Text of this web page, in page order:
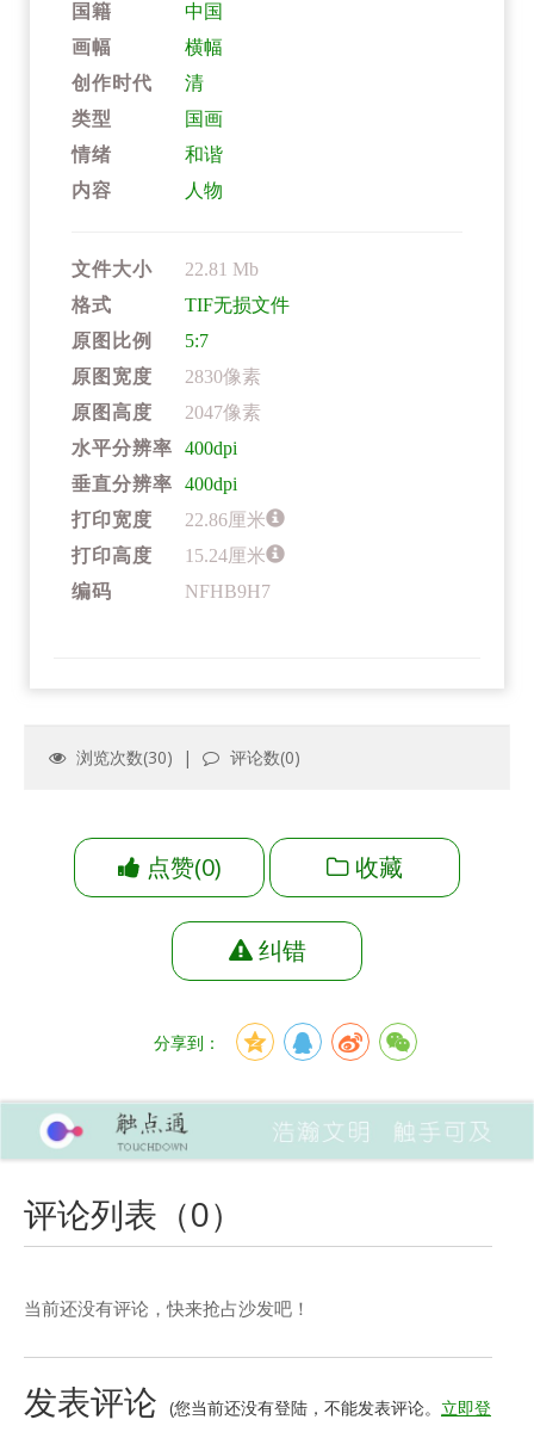
国籍
中国
画幅
横幅
创作时代
清
类型
国画
情绪
和谐
内容
人物
文件大小
22.81 Mb
格式
TIF无损文件
原图比例
5:7
原图宽度
2830像素
原图高度
2047像素
水平分辨率
400dpi
垂直分辨率
400dpi
打印宽度
22.86厘米
打印高度
15.24厘米
编码
NFHB9H7
浏览次数(30) | 评论数(0)
点赞(0) 收藏
纠错
分享到：
评论列表（0）
当前还没有评论，快来抢占沙发吧！
发表评论 (您当前还没有登陆，不能发表评论。 立即登